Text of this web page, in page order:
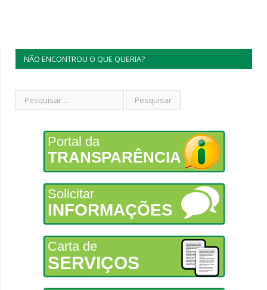
NÃO ENCONTROU O QUE QUERIA?
Portal da
TRANSPARÊNCIA
Solicitar
INFORMAÇÕES
Carta de
SERVIÇOS